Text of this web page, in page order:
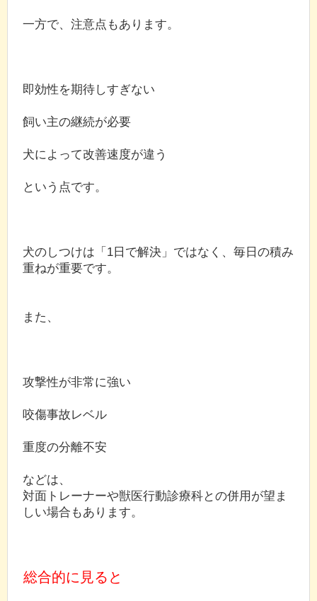
一方で、注意点もあります。
即効性を期待しすぎない
飼い主の継続が必要
犬によって改善速度が違う
という点です。
犬のしつけは「1日で解決」ではなく、毎日の積み
重ねが重要です。
また、
攻撃性が非常に強い
咬傷事故レベル
重度の分離不安
などは、
対面トレーナーや獣医行動診療科との併用が望ま
しい場合もあります。
総合的に見ると